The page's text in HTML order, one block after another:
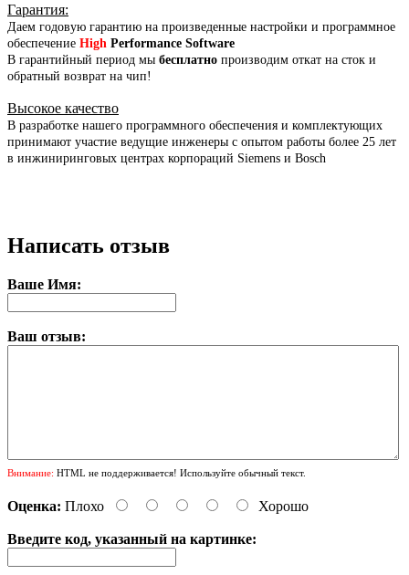
Гарантия:
Даем годовую гарантию на произведенные настройки и программное
обеспечение High Performance Software
В гарантийный период мы бесплатно производим откат на сток и
обратный возврат на чип!
Высокое качество
В разработке нашего программного обеспечения и комплектующих
принимают участие ведущие инженеры с опытом работы более 25 лет
в инжиниринговых центрах корпораций Siemens и Bosch
Написать отзыв
Ваше Имя:
Ваш отзыв:
Внимание: HTML не поддерживается! Используйте обычный текст.
Оценка: Плохо Хорошо
Введите код, указанный на картинке: